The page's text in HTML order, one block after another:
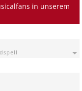
in unserem